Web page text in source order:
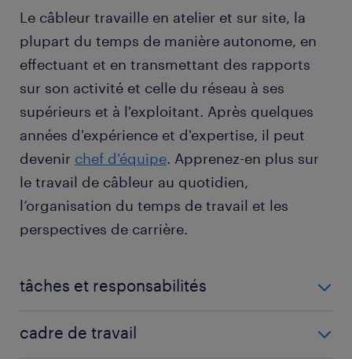
Le câbleur travaille en atelier et sur site, la
plupart du temps de manière autonome, en
effectuant et en transmettant des rapports
sur son activité et celle du réseau à ses
supérieurs et à l'exploitant. Après quelques
années d'expérience et d'expertise, il peut
devenir chef d'équipe. Apprenez-en plus sur
le travail de câbleur au quotidien,
l’organisation du temps de travail et les
perspectives de carrière.
tâches et responsabilités
des responsabilités qui dépendent pour l'essentiel
cadre de travail